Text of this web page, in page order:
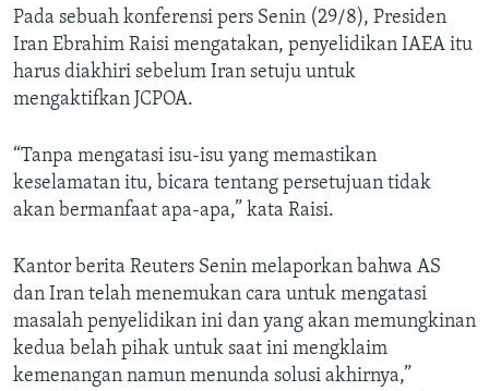
Pada sebuah konferensi pers Senin (29/8), Presiden
Iran Ebrahim Raisi mengatakan, penyelidikan IAEA itu
harus diakhiri sebelum Iran setuju untuk
mengaktifkan JCPOA.
“Tanpa mengatasi isu-isu yang memastikan
keselamatan itu, bicara tentang persetujuan tidak
akan bermanfaat apa-apa,” kata Raisi.
Kantor berita Reuters Senin melaporkan bahwa AS
dan Iran telah menemukan cara untuk mengatasi
masalah penyelidikan ini dan yang akan memungkinan
kedua belah pihak untuk saat ini mengklaim
kemenangan namun menunda solusi akhirnya,”